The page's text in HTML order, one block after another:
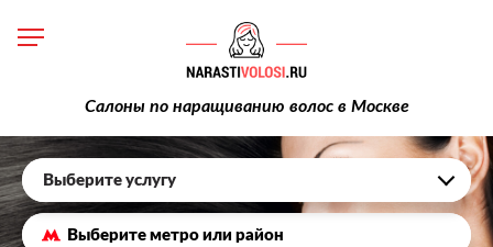
Салоны по наращиванию волос в Москве
Выберите услугу